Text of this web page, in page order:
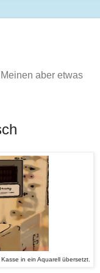
aber etwas
in ein Aquarell übersetzt.